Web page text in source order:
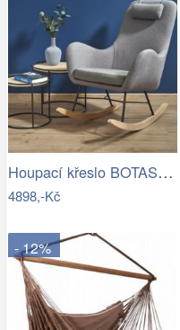
Houpací křeslo BOTAS Halmar
4898,-Kč
- 12%